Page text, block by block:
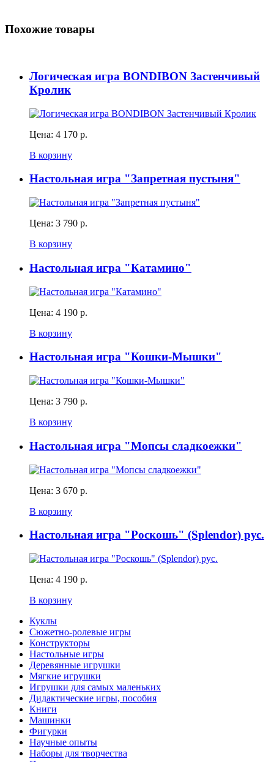
Похожие товары
Логическая игра BONDIBON Застенчивый
Кролик
Цена: 4 170 р.
В корзину
Настольная игра "Запретная пустыня"
Цена: 3 790 р.
В корзину
Настольная игра "Катамино"
Цена: 4 190 р.
В корзину
Настольная игра "Кошки-Мышки"
Цена: 3 790 р.
В корзину
Настольная игра "Мопсы сладкоежки"
Цена: 3 670 р.
В корзину
Настольная игра "Роскошь" (Splendor) рус.
Цена: 4 190 р.
В корзину
Куклы
Сюжетно-ролевые игры
Конструкторы
Настольные игры
Деревянные игрушки
Мягкие игрушки
Игрушки для самых маленьких
Дидактические игры, пособия
Книги
Машинки
Фигурки
Научные опыты
Наборы для творчества